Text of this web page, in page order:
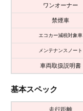
ワンオーナー
禁煙車
エコカー減税対象車
メンテナンスノート
車両取扱説明書
基本スペック
走行距離